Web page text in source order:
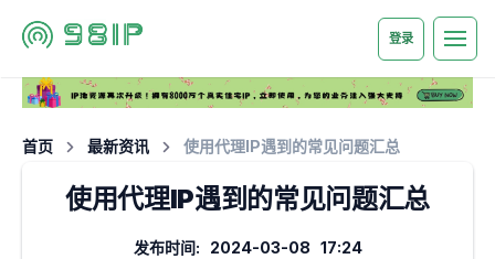
登录
首页 最新资讯 使用代理IP遇到的常见问题汇总
使用代理IP遇到的常见问题汇总
发布时间: 2024-03-08 17:24